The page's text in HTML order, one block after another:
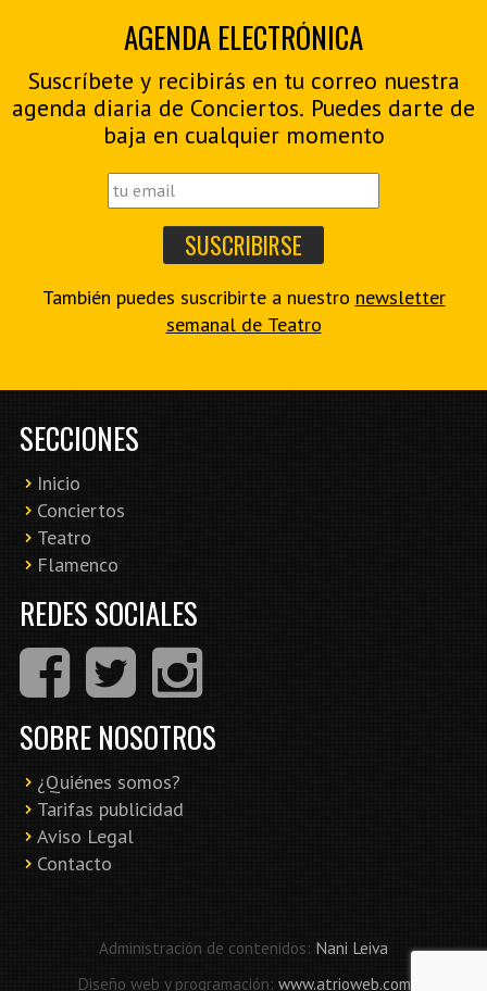
AGENDA ELECTRÓNICA
Suscríbete y recibirás en tu correo nuestra
agenda diaria de Conciertos. Puedes darte de
baja en cualquier momento
También puedes suscribirte a nuestro newsletter
semanal de Teatro
SECCIONES
Inicio
Conciertos
Teatro
Flamenco
REDES SOCIALES
SOBRE NOSOTROS
¿Quiénes somos?
Tarifas publicidad
Aviso Legal
Contacto
Administración de contenidos: Nani Leiva
Diseño web y programación: www.atrioweb.com